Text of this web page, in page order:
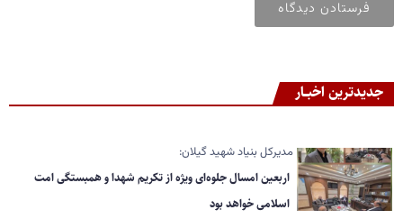
جدیدترین اخبــار
مدیرکل بنیاد شهید گیلان:
اربعین امسال جلوه‌ای ویژه از تکریم شهدا و همبستگی امت
اسلامی خواهد بود